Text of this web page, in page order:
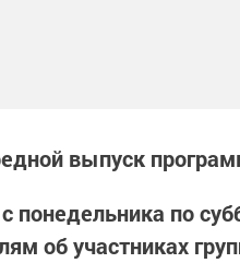
выпуск
по
об участниках